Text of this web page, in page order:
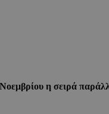
η σειρά